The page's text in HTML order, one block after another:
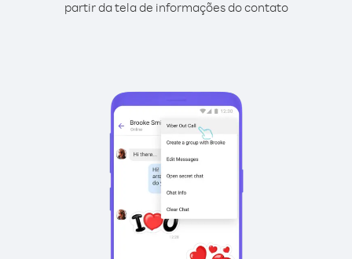
partir da tela de informações do contato